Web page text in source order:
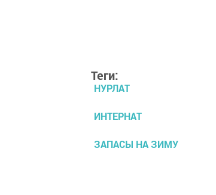
Теги:
НУРЛАТ
ИНТЕРНАТ
ЗАПАСЫ НА ЗИМУ